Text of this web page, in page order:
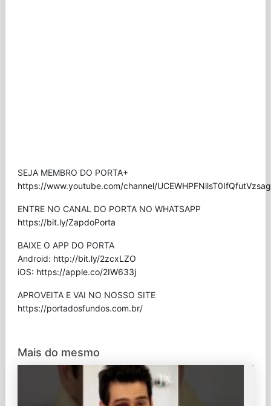
SEJA MEMBRO DO PORTA+
https://www.youtube.com/channel/
ENTRE NO CANAL DO PORTA NO WHATSAPP
https://bit.ly/ZapdoPorta
BAIXE O APP DO PORTA
Android: http://bit.ly/2zcxLZO
iOS: https://apple.co/2IW633j
APROVEITA E VAI NO NOSSO SITE
⁠https://portadosfundos.com.br/
Mais do mesmo